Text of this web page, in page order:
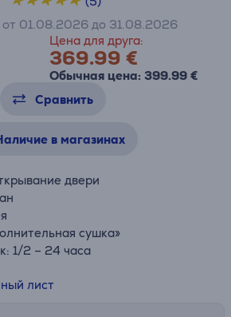
Цена для друга:
369.99 €
Обычная цена: 399.99 €
от 01.08.2026 до 31.08.2026
Сравнить
в магазинах
двери
сушка»
1/2 – 24 часа
лист